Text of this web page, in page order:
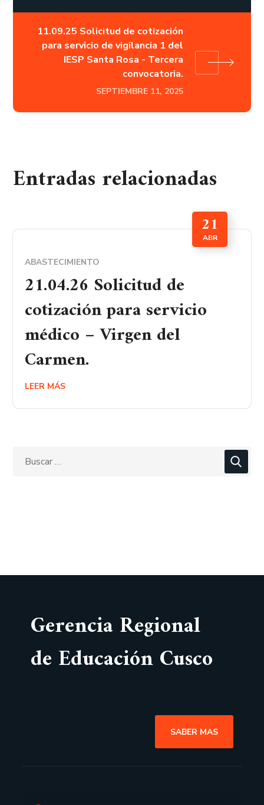
11.09.25 Solicitud de cotización
para servicio de vigilancia 1 del
IESP Santa Rosa - Tercera
convocatoria.
SEPTIEMBRE 11, 2025
Entradas relacionadas
21
ABR
ABASTECIMIENTO
21.04.26 Solicitud de
cotización para servicio
médico – Virgen del
Carmen.
LEER MÁS
Gerencia Regional
de Educación Cusco
SABER MAS